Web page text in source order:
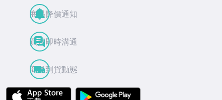
商品降價通知
買賣即時溝通
商品到貨動態
APP Store